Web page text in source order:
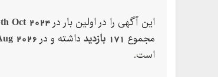
این آگهی را در اولین بار در Oct 2024
مجموع 171 بازدید داشته و در 2026
است.